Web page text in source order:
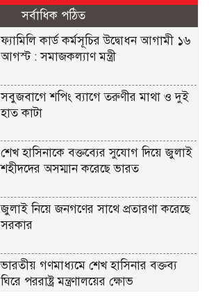
সর্বাধিক পঠিত
ফ্যামিলি কার্ড কর্মসূচির উদ্বোধন আগামী ১৬
আগস্ট : সমাজকল্যাণ মন্ত্রী
সবুজবাগে শপিং ব্যাগে তরুণীর মাথা ও দুই
হাত কাটা
শেখ হাসিনাকে বক্তব্যের সুযোগ দিয়ে জুলাই
শহীদদের অসম্মান করেছে ভারত
জুলাই নিয়ে জনগণের সাথে প্রতারণা করেছে
সরকার
ভারতীয় গণমাধ্যমে শেখ হাসিনার বক্তব্য
ঘিরে পররাষ্ট্র মন্ত্রণালয়ের ক্ষোভ